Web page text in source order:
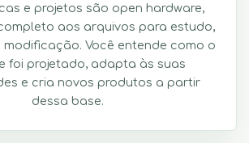
e projetos são open hardware,
aos arquivos para estudo,
modificação. Você entende como o
foi projetado, adapta às suas
e cria novos produtos a partir
dessa base.